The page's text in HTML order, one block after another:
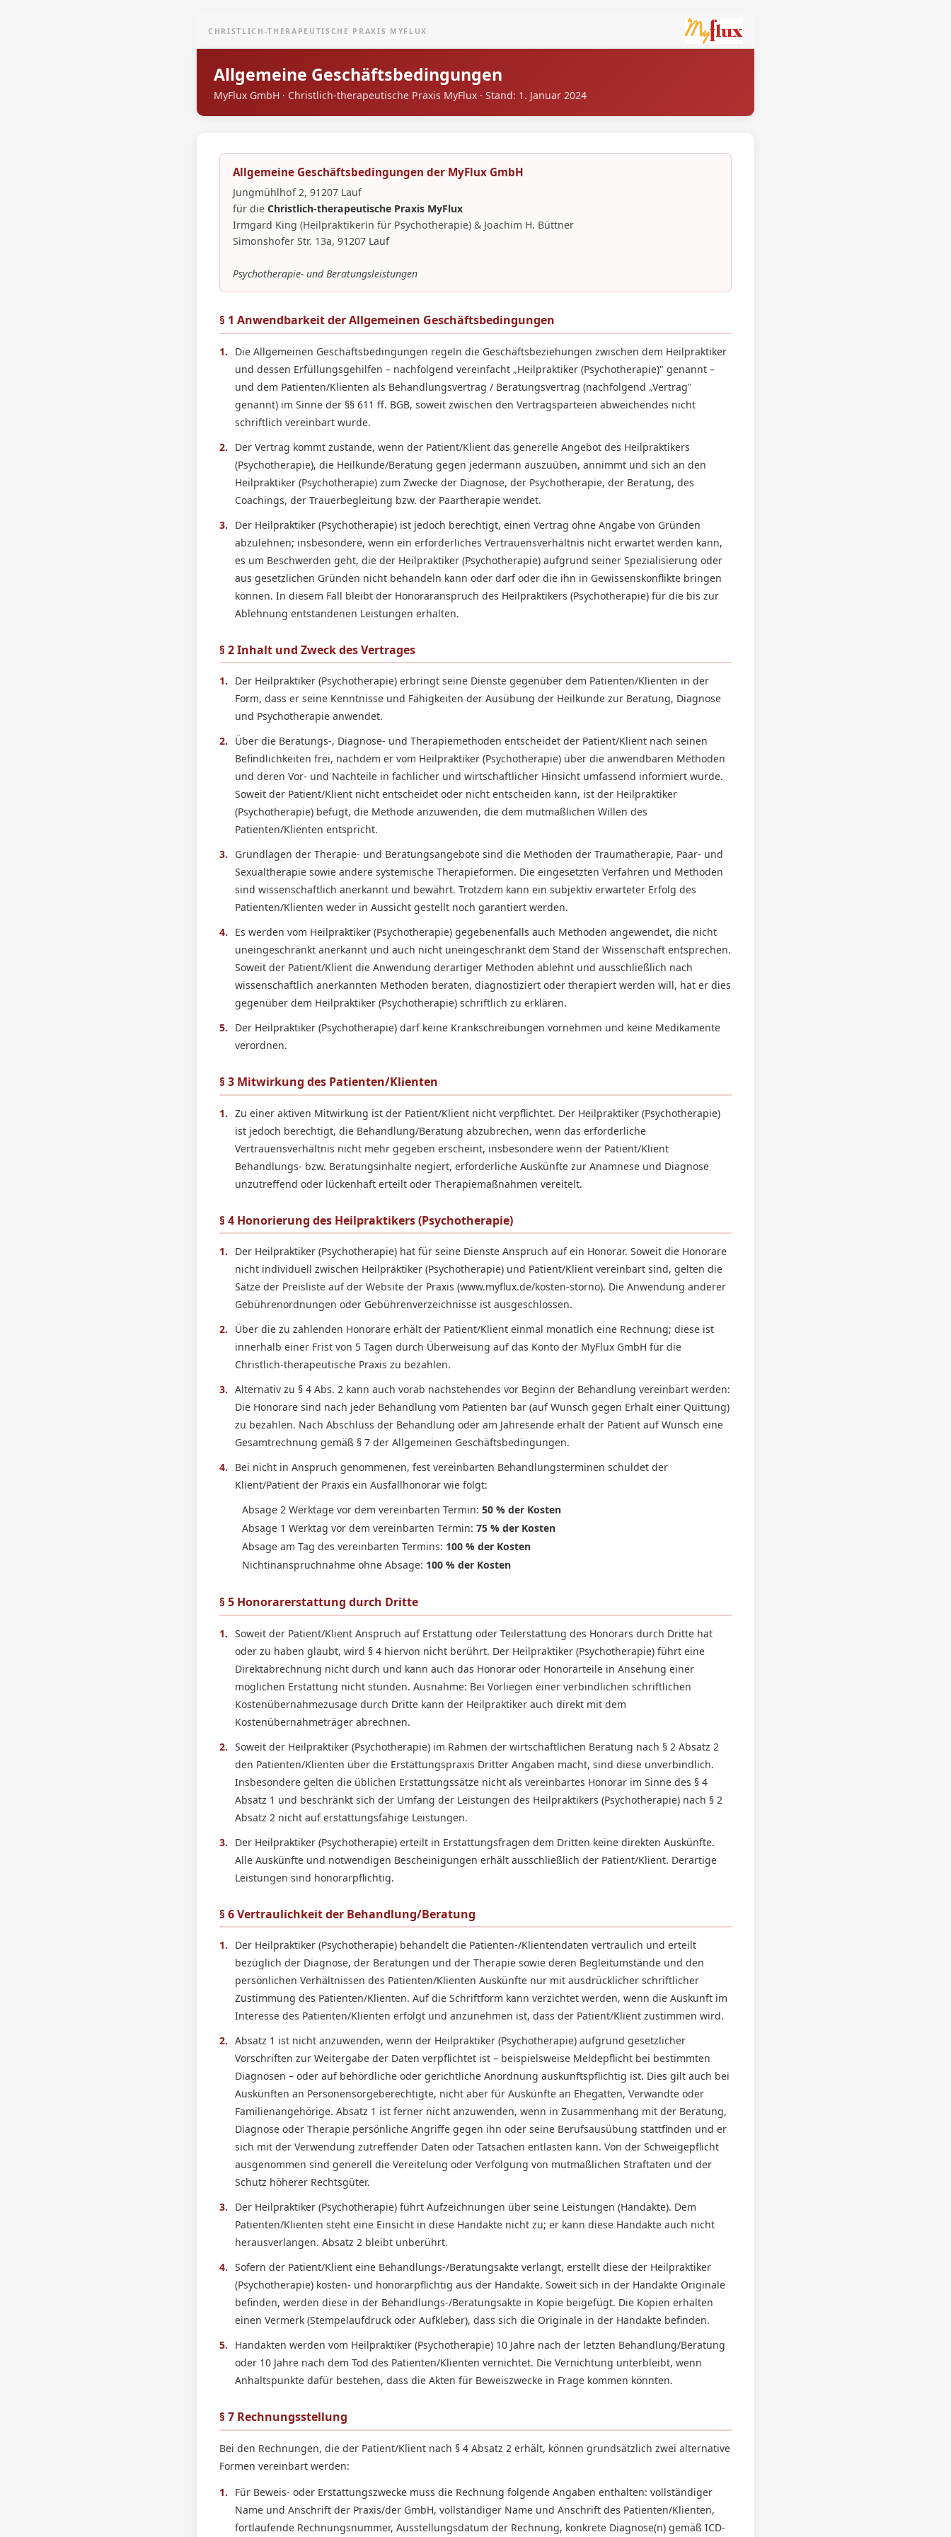
CHRISTLICH-THERAPEUTISCHE PRAXIS MYFLUX
Allgemeine Geschäftsbedingungen
MyFlux GmbH · Christlich-therapeutische Praxis MyFlux · Stand: 1. Januar 2024
Allgemeine Geschäftsbedingungen der MyFlux GmbH
Jungmühlhof 2, 91207 Lauf
für die Christlich-therapeutische Praxis MyFlux
Irmgard King (Heilpraktikerin für Psychotherapie) & Joachim H. Büttner
Simonshofer Str. 13a, 91207 Lauf
Psychotherapie- und Beratungsleistungen
§ 1 Anwendbarkeit der Allgemeinen Geschäftsbedingungen
1.
Die Allgemeinen Geschäftsbedingungen regeln die Geschäftsbeziehungen zwischen dem Heilpraktiker
und dessen Erfüllungsgehilfen – nachfolgend vereinfacht „Heilpraktiker (Psychotherapie)" genannt –
und dem Patienten/Klienten als Behandlungsvertrag / Beratungsvertrag (nachfolgend „Vertrag"
genannt) im Sinne der §§ 611 ff. BGB, soweit zwischen den Vertragsparteien abweichendes nicht
schriftlich vereinbart wurde.
2.
Der Vertrag kommt zustande, wenn der Patient/Klient das generelle Angebot des Heilpraktikers
(Psychotherapie), die Heilkunde/Beratung gegen jedermann auszuüben, annimmt und sich an den
Heilpraktiker (Psychotherapie) zum Zwecke der Diagnose, der Psychotherapie, der Beratung, des
Coachings, der Trauerbegleitung bzw. der Paartherapie wendet.
3.
Der Heilpraktiker (Psychotherapie) ist jedoch berechtigt, einen Vertrag ohne Angabe von Gründen
abzulehnen; insbesondere, wenn ein erforderliches Vertrauensverhältnis nicht erwartet werden kann,
es um Beschwerden geht, die der Heilpraktiker (Psychotherapie) aufgrund seiner Spezialisierung oder
aus gesetzlichen Gründen nicht behandeln kann oder darf oder die ihn in Gewissenskonflikte bringen
können. In diesem Fall bleibt der Honoraranspruch des Heilpraktikers (Psychotherapie) für die bis zur
Ablehnung entstandenen Leistungen erhalten.
§ 2 Inhalt und Zweck des Vertrages
1.
Der Heilpraktiker (Psychotherapie) erbringt seine Dienste gegenüber dem Patienten/Klienten in der
Form, dass er seine Kenntnisse und Fähigkeiten der Ausübung der Heilkunde zur Beratung, Diagnose
und Psychotherapie anwendet.
2.
Über die Beratungs-, Diagnose- und Therapiemethoden entscheidet der Patient/Klient nach seinen
Befindlichkeiten frei, nachdem er vom Heilpraktiker (Psychotherapie) über die anwendbaren Methoden
und deren Vor- und Nachteile in fachlicher und wirtschaftlicher Hinsicht umfassend informiert wurde.
Soweit der Patient/Klient nicht entscheidet oder nicht entscheiden kann, ist der Heilpraktiker
(Psychotherapie) befugt, die Methode anzuwenden, die dem mutmaßlichen Willen des
Patienten/Klienten entspricht.
3.
Grundlagen der Therapie- und Beratungsangebote sind die Methoden der Traumatherapie, Paar- und
Sexualtherapie sowie andere systemische Therapieformen. Die eingesetzten Verfahren und Methoden
sind wissenschaftlich anerkannt und bewährt. Trotzdem kann ein subjektiv erwarteter Erfolg des
Patienten/Klienten weder in Aussicht gestellt noch garantiert werden.
4.
Es werden vom Heilpraktiker (Psychotherapie) gegebenenfalls auch Methoden angewendet, die nicht
uneingeschränkt anerkannt und auch nicht uneingeschränkt dem Stand der Wissenschaft entsprechen.
Soweit der Patient/Klient die Anwendung derartiger Methoden ablehnt und ausschließlich nach
wissenschaftlich anerkannten Methoden beraten, diagnostiziert oder therapiert werden will, hat er dies
gegenüber dem Heilpraktiker (Psychotherapie) schriftlich zu erklären.
5.
Der Heilpraktiker (Psychotherapie) darf keine Krankschreibungen vornehmen und keine Medikamente
verordnen.
§ 3 Mitwirkung des Patienten/Klienten
1. Zu einer aktiven Mitwirkung ist der Patient/Klient nicht verpflichtet. Der Heilpraktiker (Psychotherapie)
ist jedoch berechtigt, die Behandlung/Beratung abzubrechen, wenn das erforderliche
Vertrauensverhältnis nicht mehr gegeben erscheint, insbesondere wenn der Patient/Klient
Behandlungs- bzw. Beratungsinhalte negiert, erforderliche Auskünfte zur Anamnese und Diagnose
unzutreffend oder lückenhaft erteilt oder Therapiemaßnahmen vereitelt.
§ 4 Honorierung des Heilpraktikers (Psychotherapie)
1.
Der Heilpraktiker (Psychotherapie) hat für seine Dienste Anspruch auf ein Honorar. Soweit die Honorare
nicht individuell zwischen Heilpraktiker (Psychotherapie) und Patient/Klient vereinbart sind, gelten die
Sätze der Preisliste auf der Website der Praxis (www.myflux.de/kosten-storno). Die Anwendung anderer
Gebührenordnungen oder Gebührenverzeichnisse ist ausgeschlossen.
2.
Über die zu zahlenden Honorare erhält der Patient/Klient einmal monatlich eine Rechnung; diese ist
innerhalb einer Frist von 5 Tagen durch Überweisung auf das Konto der MyFlux GmbH für die
Christlich-therapeutische Praxis zu bezahlen.
3. Alternativ zu § 4 Abs. 2 kann auch vorab nachstehendes vor Beginn der Behandlung vereinbart werden:
Die Honorare sind nach jeder Behandlung vom Patienten bar (auf Wunsch gegen Erhalt einer Quittung)
zu bezahlen. Nach Abschluss der Behandlung oder am Jahresende erhält der Patient auf Wunsch eine
Gesamtrechnung gemäß § 7 der Allgemeinen Geschäftsbedingungen.
4.
Bei nicht in Anspruch genommenen, fest vereinbarten Behandlungsterminen schuldet der
Klient/Patient der Praxis ein Ausfallhonorar wie folgt:
Absage 2 Werktage vor dem vereinbarten Termin: 50 % der Kosten
Absage 1 Werktag vor dem vereinbarten Termin: 75 % der Kosten
Absage am Tag des vereinbarten Termins: 100 % der Kosten
Nichtinanspruchnahme ohne Absage: 100 % der Kosten
§ 5 Honorarerstattung durch Dritte
1. Soweit der Patient/Klient Anspruch auf Erstattung oder Teilerstattung des Honorars durch Dritte hat
oder zu haben glaubt, wird § 4 hiervon nicht berührt. Der Heilpraktiker (Psychotherapie) führt eine
Direktabrechnung nicht durch und kann auch das Honorar oder Honorarteile in Ansehung einer
möglichen Erstattung nicht stunden. Ausnahme: Bei Vorliegen einer verbindlichen schriftlichen
Kostenübernahmezusage durch Dritte kann der Heilpraktiker auch direkt mit dem
Kostenübernahmeträger abrechnen.
2. Soweit der Heilpraktiker (Psychotherapie) im Rahmen der wirtschaftlichen Beratung nach § 2 Absatz 2
den Patienten/Klienten über die Erstattungspraxis Dritter Angaben macht, sind diese unverbindlich.
Insbesondere gelten die üblichen Erstattungssätze nicht als vereinbartes Honorar im Sinne des § 4
Absatz 1 und beschränkt sich der Umfang der Leistungen des Heilpraktikers (Psychotherapie) nach § 2
Absatz 2 nicht auf erstattungsfähige Leistungen.
3.
Der Heilpraktiker (Psychotherapie) erteilt in Erstattungsfragen dem Dritten keine direkten Auskünfte.
Alle Auskünfte und notwendigen Bescheinigungen erhält ausschließlich der Patient/Klient. Derartige
Leistungen sind honorarpflichtig.
§ 6 Vertraulichkeit der Behandlung/Beratung
1.
Der Heilpraktiker (Psychotherapie) behandelt die Patienten-/Klientendaten vertraulich und erteilt
bezüglich der Diagnose, der Beratungen und der Therapie sowie deren Begleitumstände und den
persönlichen Verhältnissen des Patienten/Klienten Auskünfte nur mit ausdrücklicher schriftlicher
Zustimmung des Patienten/Klienten. Auf die Schriftform kann verzichtet werden, wenn die Auskunft im
Interesse des Patienten/Klienten erfolgt und anzunehmen ist, dass der Patient/Klient zustimmen wird.
2. Absatz 1 ist nicht anzuwenden, wenn der Heilpraktiker (Psychotherapie) aufgrund gesetzlicher
Vorschriften zur Weitergabe der Daten verpflichtet ist – beispielsweise Meldepflicht bei bestimmten
Diagnosen – oder auf behördliche oder gerichtliche Anordnung auskunftspflichtig ist. Dies gilt auch bei
Auskünften an Personensorgeberechtigte, nicht aber für Auskünfte an Ehegatten, Verwandte oder
Familienangehörige. Absatz 1 ist ferner nicht anzuwenden, wenn in Zusammenhang mit der Beratung,
Diagnose oder Therapie persönliche Angriffe gegen ihn oder seine Berufsausübung stattfinden und er
sich mit der Verwendung zutreffender Daten oder Tatsachen entlasten kann. Von der Schweigepflicht
ausgenommen sind generell die Vereitelung oder Verfolgung von mutmaßlichen Straftaten und der
Schutz höherer Rechtsgüter.
3.
Der Heilpraktiker (Psychotherapie) führt Aufzeichnungen über seine Leistungen (Handakte). Dem
Patienten/Klienten steht eine Einsicht in diese Handakte nicht zu; er kann diese Handakte auch nicht
herausverlangen. Absatz 2 bleibt unberührt.
4. Sofern der Patient/Klient eine Behandlungs-/Beratungsakte verlangt, erstellt diese der Heilpraktiker
(Psychotherapie) kosten- und honorarpflichtig aus der Handakte. Soweit sich in der Handakte Originale
befinden, werden diese in der Behandlungs-/Beratungsakte in Kopie beigefügt. Die Kopien erhalten
einen Vermerk (Stempelaufdruck oder Aufkleber), dass sich die Originale in der Handakte befinden.
5.
Handakten werden vom Heilpraktiker (Psychotherapie) 10 Jahre nach der letzten Behandlung/Beratung
oder 10 Jahre nach dem Tod des Patienten/Klienten vernichtet. Die Vernichtung unterbleibt, wenn
Anhaltspunkte dafür bestehen, dass die Akten für Beweiszwecke in Frage kommen könnten.
§ 7 Rechnungsstellung
Bei den Rechnungen, die der Patient/Klient nach § 4 Absatz 2 erhält, können grundsätzlich zwei alternative
Formen vereinbart werden:
1.
Für Beweis- oder Erstattungszwecke muss die Rechnung folgende Angaben enthalten: vollständiger
Name und Anschrift der Praxis/der GmbH, vollständiger Name und Anschrift des Patienten/Klienten,
fortlaufende Rechnungsnummer, Ausstellungsdatum der Rechnung, konkrete Diagnose(n) gemäß ICD-